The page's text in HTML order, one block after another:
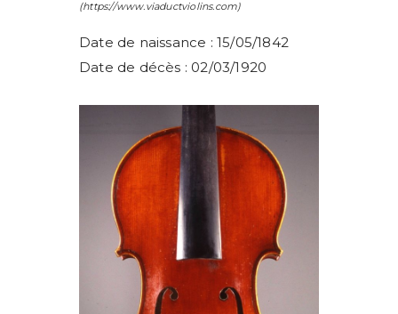
(https://www.viaductviolins.com)
Date de naissance : 15/05/1842
Date de décès : 02/03/1920